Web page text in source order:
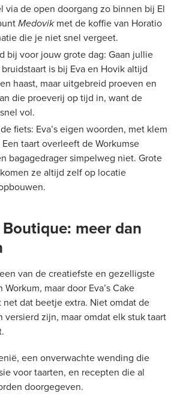
via de open doorgang zo binnen bij El
Medovikmet de koffie van Horatio
die je niet snel vergeet.
bij voor jouw grote dag: Gaan jullie
is bij Eva en Hovik altijd
haast, maar uitgebreid proeven en
die proeverij op tijd in, want de
vol.
fiets: Eva’s eigen woorden, met klem
taart overleeft de Workumse
bagagedrager simpelweg niet. Grote
ze altijd zelf op locatie
Boutique: meer dan
van de creatiefste en gezelligste
maar door Eva’s Cake
dat beetje extra. Niet omdat de
versierd zijn, maar omdat elk stuk taart
een onverwachte wending die
voor taarten, en recepten die al
doorgegeven.